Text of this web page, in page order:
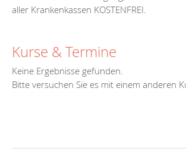
aller Krankenkassen KOSTENFREI.
Kurse & Termine
Keine Ergebnisse gefunden.
Bitte versuchen Sie es mit einem anderen